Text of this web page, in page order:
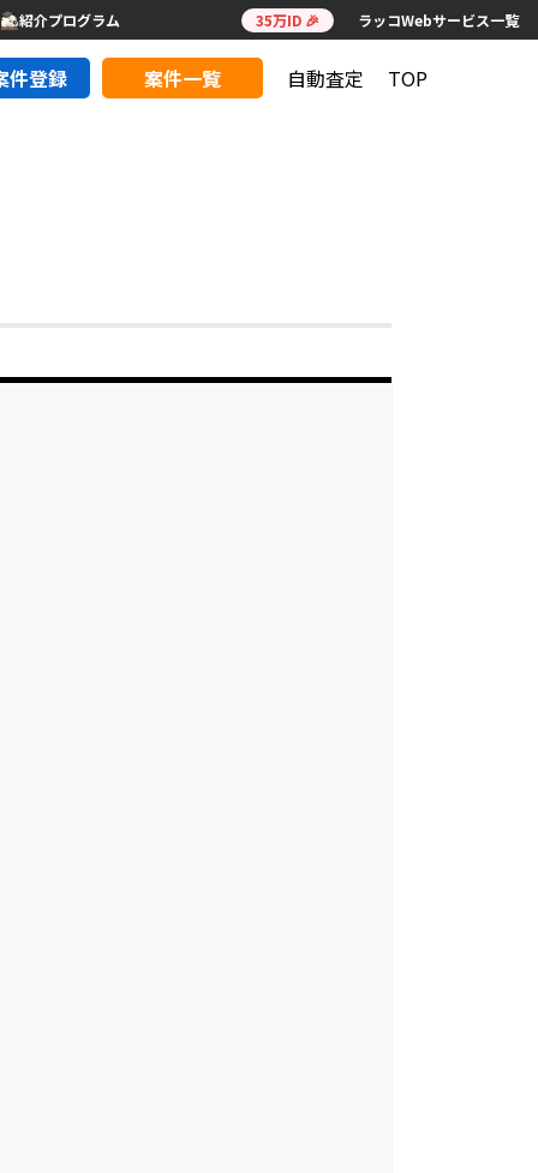
紹介プログラム 35万ID 🎉 ラッコWebサービス一覧
件登録 案件一覧 自動査定 TOP